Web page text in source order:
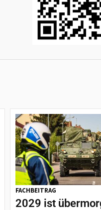
FACHBEITRAG
2029 ist